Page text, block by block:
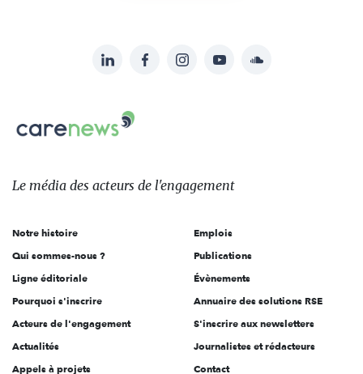
sur:
LinkedInFacebookInstagramYouTubeSoundcloud
Carenews,
Le
des
l'engagement
Le média des acteurs de l'engagement
Notre histoire
Qui sommes-nous ?
Ligne éditoriale
Pourquoi s'inscrire
Acteurs de l'engagement
Actualités
Appels à projets
Emplois
Publications
Évènements
Annuaire des solutions RSE
S'inscrire aux newsletters
Journalistes et rédacteurs
Contact